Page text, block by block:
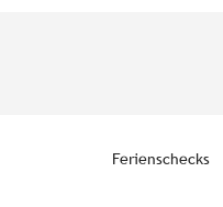
Ferienschecks